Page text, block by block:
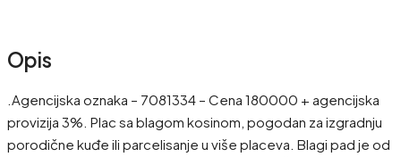
Opis
.Agencijska oznaka – 7081334 – Cena 180000 + agencijska
provizija 3%. Plac sa blagom kosinom, pogodan za izgradnju
porodične kuđe ili parcelisanje u više placeva. Blagi pad je od